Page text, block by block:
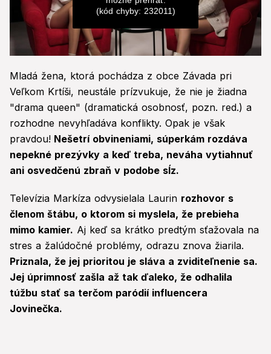
seconds
of
0
seconds
(kód chyby: 232011)
Mladá žena, ktorá pochádza z obce Závada pri
Veľkom Krtíši, neustále prízvukuje, že nie je žiadna
"drama queen" (dramatická osobnosť, pozn. red.) a
rozhodne nevyhľadáva konflikty. Opak je však
pravdou! Nešetrí obvineniami, súperkám rozdáva
nepekné prezývky a keď treba, neváha vytiahnuť
ani osvedčenú zbraň v podobe sĺz.
Televízia Markíza odvysielala Laurin rozhovor s
členom štábu, o ktorom si myslela, že prebieha
mimo kamier. Aj keď sa krátko predtým sťažovala na
stres a žalúdočné problémy, odrazu znova žiarila.
Priznala, že jej prioritou je sláva a zviditeľnenie sa.
Jej úprimnosť zašla až tak ďaleko, že odhalila
túžbu stať sa terčom paródií influencera
Jovinečka.